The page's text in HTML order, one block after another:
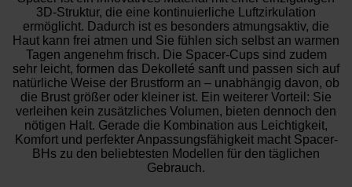
3D-Struktur, die eine kontinuierliche Luftzirkulation
ermöglicht. Dadurch ist es besonders atmungsaktiv, die
Haut kann frei atmen und Sie fühlen sich selbst an warmen
Tagen angenehm frisch. Die Spacer-Cups sind zudem
sehr leicht, formen das Dekolleté sanft und passen sich auf
natürliche Weise der Brustform an – unabhängig davon, ob
die Brust größer oder kleiner ist. Ein weiterer Vorteil: Sie
verleihen kein zusätzliches Volumen, bieten dennoch den
nötigen Halt. Gerade die Kombination aus Leichtigkeit,
Komfort und perfekter Anpassungsfähigkeit macht Spacer-
BHs zu den beliebtesten Modellen für den täglichen
Gebrauch.